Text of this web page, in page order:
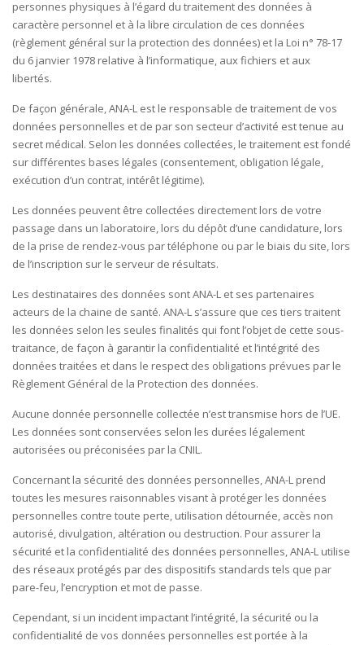
personnes physiques à l’égard du traitement des données à
caractère personnel et à la libre circulation de ces données
(règlement général sur la protection des données) et la Loi n° 78-17
du 6 janvier 1978 relative à l’informatique, aux fichiers et aux
libertés.
De façon générale, ANA-L est le responsable de traitement de vos
données personnelles et de par son secteur d’activité est tenue au
secret médical. Selon les données collectées, le traitement est fondé
sur différentes bases légales (consentement, obligation légale,
exécution d’un contrat, intérêt légitime).
Les données peuvent être collectées directement lors de votre
passage dans un laboratoire, lors du dépôt d’une candidature, lors
de la prise de rendez-vous par téléphone ou par le biais du site, lors
de l’inscription sur le serveur de résultats.
Les destinataires des données sont ANA-L et ses partenaires
acteurs de la chaine de santé. ANA-L s’assure que ces tiers traitent
les données selon les seules finalités qui font l’objet de cette sous-
traitance, de façon à garantir la confidentialité et l’intégrité des
données traitées et dans le respect des obligations prévues par le
Règlement Général de la Protection des données.
Aucune donnée personnelle collectée n’est transmise hors de l’UE.
Les données sont conservées selon les durées légalement
autorisées ou préconisées par la CNIL.
Concernant la sécurité des données personnelles, ANA-L prend
toutes les mesures raisonnables visant à protéger les données
personnelles contre toute perte, utilisation détournée, accès non
autorisé, divulgation, altération ou destruction. Pour assurer la
sécurité et la confidentialité des données personnelles, ANA-L utilise
des réseaux protégés par des dispositifs standards tels que par
pare-feu, l’encryption et mot de passe.
Cependant, si un incident impactant l’intégrité, la sécurité ou la
confidentialité de vos données personnelles est portée à la